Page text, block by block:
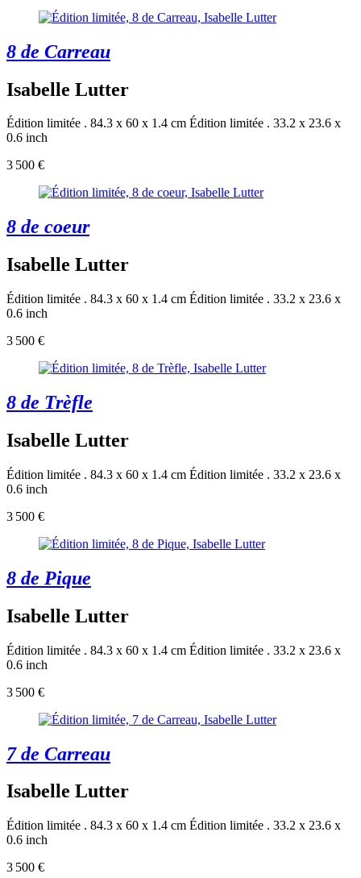
8 de Carreau
Isabelle Lutter
Édition limitée . 84.3 x 60 x 1.4 cm Édition limitée . 33.2 x 23.6 x
0.6 inch
3 500 €
8 de coeur
Isabelle Lutter
Édition limitée . 84.3 x 60 x 1.4 cm Édition limitée . 33.2 x 23.6 x
0.6 inch
3 500 €
8 de Trèfle
Isabelle Lutter
Édition limitée . 84.3 x 60 x 1.4 cm Édition limitée . 33.2 x 23.6 x
0.6 inch
3 500 €
8 de Pique
Isabelle Lutter
Édition limitée . 84.3 x 60 x 1.4 cm Édition limitée . 33.2 x 23.6 x
0.6 inch
3 500 €
7 de Carreau
Isabelle Lutter
Édition limitée . 84.3 x 60 x 1.4 cm Édition limitée . 33.2 x 23.6 x
0.6 inch
3 500 €